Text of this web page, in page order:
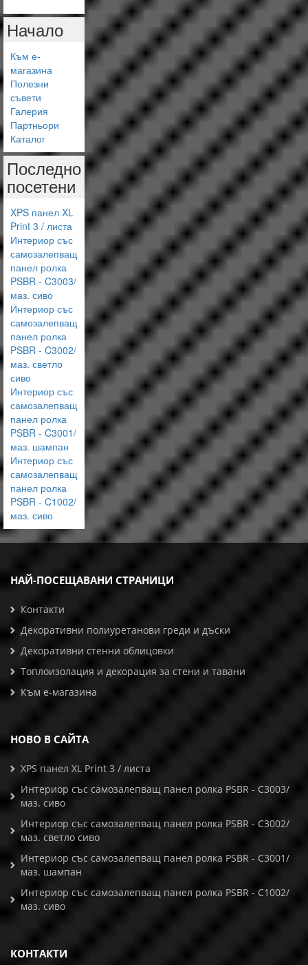
Начало
Към е-
магазина
Полезни
съвети
Галерия
Партньори
Каталог
Последно
посетени
XPS панел XL
Print 3 / листа
Интериор със
самозалепващ
панел ролка
PSBR - C3003/
маз. сиво
Интериор със
самозалепващ
панел ролка
PSBR - C3002/
маз. светло
сиво
Интериор със
самозалепващ
панел ролка
PSBR - C3001/
маз. шампан
Интериор със
самозалепващ
панел ролка
PSBR - C1002/
маз. сиво
НАЙ-ПОСЕЩАВАНИ СТРАНИЦИ
Контакти
Декоративни полиуретанови греди и дъски
Декоративни стенни облицовки
Топлоизолация и декорация за стени и тавани
Към е-магазина
НОВО В САЙТА
XPS панел XL Print 3 / листа
Интериор със самозалепващ панел ролка PSBR - C3003/
маз. сиво
Интериор със самозалепващ панел ролка PSBR - C3002/
маз. светло сиво
Интериор със самозалепващ панел ролка PSBR - C3001/
маз. шампан
Интериор със самозалепващ панел ролка PSBR - C1002/
маз. сиво
КОНТАКТИ